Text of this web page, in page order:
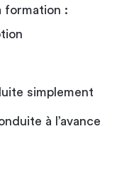
formation :
simplement
à l’avance